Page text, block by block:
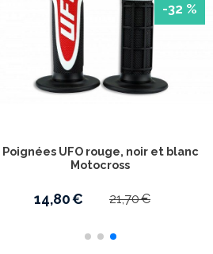
-32 %
Poignées UFO rouge, noir et blanc
Motocross
14,80€ 21,70€